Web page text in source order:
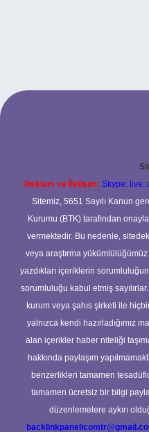
Reklam ve İletişim: Skype:
Sitemiz, 5651 Sayılı Kanun
Kurumu (BTK) tarafından
vermektedir. Bu nedenle,
veya araştırma
yazdıkları içeriklerin
sorumluluğu kabul etmiş
kurum veya şahıs şirketi ile
yalnızca kendi hazırladığımız
alan içerikler haber niteliği
hakkında paylaşım
benzerlikleri tamamen
tamamen ücretsiz bir bilgi
düzenlemelere aykırı